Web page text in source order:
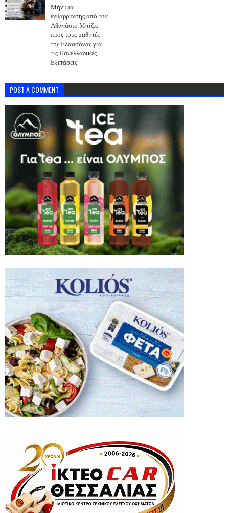
Μήνυμα
ενθάρρυνσης από τον
Αθανάσιο Μπίζιο
προς τους μαθητές
της Ελασσόνας για
τις Πανελλαδικές
Εξετάσεις
POST A COMMENT